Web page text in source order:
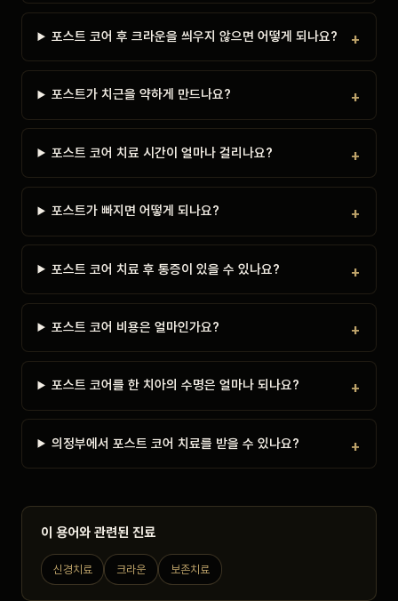
포스트 코어 후 크라운을 씌우지 않으면 어떻게 되나요?
포스트가 치근을 약하게 만드나요?
포스트 코어 치료 시간이 얼마나 걸리나요?
포스트가 빠지면 어떻게 되나요?
포스트 코어 치료 후 통증이 있을 수 있나요?
포스트 코어 비용은 얼마인가요?
포스트 코어를 한 치아의 수명은 얼마나 되나요?
의정부에서 포스트 코어 치료를 받을 수 있나요?
이 용어와 관련된 진료
신경치료 크라운 보존치료